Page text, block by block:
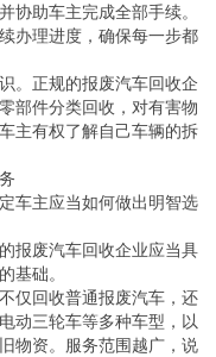
协助车主完成全部手续。
办理进度，确保每一步都
。正规的报废汽车回收企
部件分类回收，对有害物
主有权了解自己车辆的拆
车主应当如何做出明智选
报废汽车回收企业应当具
基础。
仅回收普通报废汽车，还
动三轮车等多种车型，以
物资。服务范围越广，说